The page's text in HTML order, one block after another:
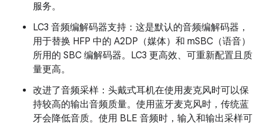
服务。
LC3 音频编解码器支持：这是默认的音频编解码器，
用于替换 HFP 中的 A2DP（媒体）和 mSBC（语音）
所用的 SBC 编解码器。LC3 更高效、可重新配置且质
量更高。
改进了音频采样：头戴式耳机在使用麦克风时可以保
持较高的输出音频质量。使用蓝牙麦克风时，传统蓝
牙会降低音质。使用 BLE 音频时，输入和输出采样可